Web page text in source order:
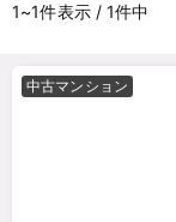
1~1件表示/ 1件中
中古マンション